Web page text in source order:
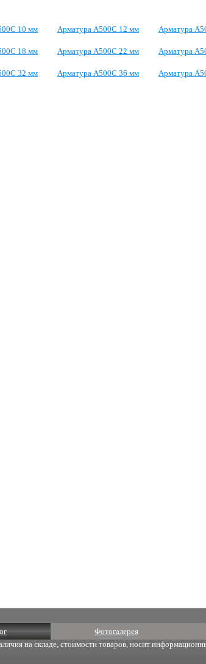
10 мм Арматура А500С 12 мм Арматура
18 мм Арматура А500С 22 мм Арматура
32 мм Арматура А500С 36 мм Арматура
Фотогалерея
на складе, стоимости товаров, носит